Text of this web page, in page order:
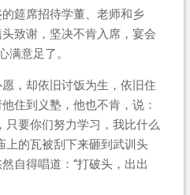
筵席招待学董、老师和乡
致谢，坚决不肯入席，宴会
满意足了。
，却依旧讨饭为生，依旧住
住到义塾，他也不肯，说：
只要你们努力学习，我比什么
上的瓦被刮下来砸到武训头
自得唱道：“打破头，出出